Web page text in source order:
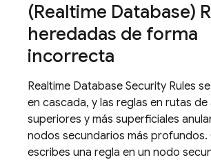
(Realtime Database)
heredadas de forma
incorrecta
Realtime Database Security Rules
en cascada, y las reglas en rutas
superiores y más superficiales
nodos secundarios más profundos.
escribes una regla en un nodo